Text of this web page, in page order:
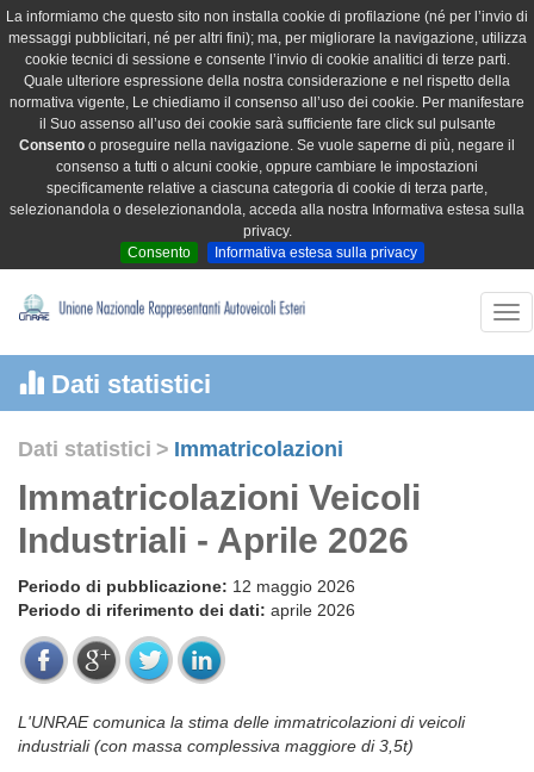
La informiamo che questo sito non installa cookie di profilazione (né per l’invio di
messaggi pubblicitari, né per altri fini); ma, per migliorare la navigazione, utilizza
cookie tecnici di sessione e consente l’invio di cookie analitici di terze parti.
Quale ulteriore espressione della nostra considerazione e nel rispetto della
normativa vigente, Le chiediamo il consenso all’uso dei cookie. Per manifestare
il Suo assenso all’uso dei cookie sarà sufficiente fare click sul pulsante
Consento o proseguire nella navigazione. Se vuole saperne di più, negare il
consenso a tutti o alcuni cookie, oppure cambiare le impostazioni
specificamente relative a ciascuna categoria di cookie di terza parte,
selezionandola o deselezionandola, acceda alla nostra Informativa estesa sulla
privacy.
Consento
Informativa estesa sulla privacy
Dati statistici
Dati statistici > Immatricolazioni
Immatricolazioni Veicoli
Industriali - Aprile 2026
Periodo di pubblicazione: 12 maggio 2026
Periodo di riferimento dei dati: aprile 2026
L'UNRAE comunica la stima delle immatricolazioni di veicoli
industriali (con massa complessiva maggiore di 3,5t)